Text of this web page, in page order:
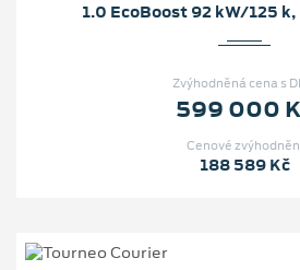
1.0 EcoBoost 92 kW/125
Zvýhodněná cena s
599 000
Cenové
188 589 Kč